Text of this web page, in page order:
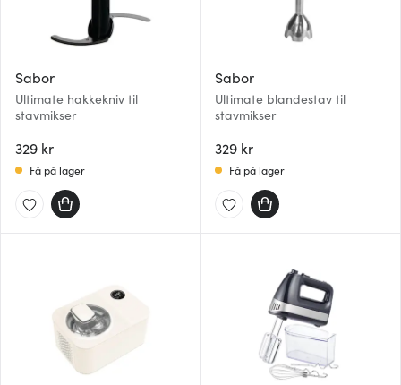
Sabor
Ultimate hakkekniv til
stavmikser
329 kr
Få på lager
Sabor
Ultimate blandestav til
stavmikser
329 kr
Få på lager